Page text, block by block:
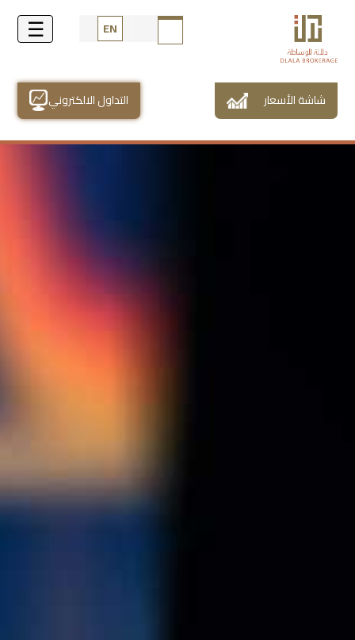
EN
شاشة الأسعار التداول الالكتروني